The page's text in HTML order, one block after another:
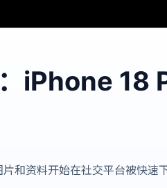
iPhone 18
和资料开始在社交平台被快速